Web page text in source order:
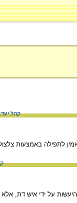
קהל
באמצעות צלצול
על ידי איש דת,